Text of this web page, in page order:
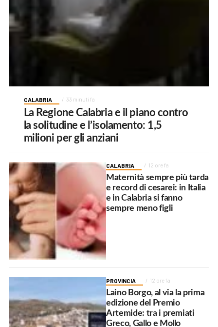
CALABRIA 33 minuti fa
La Regione Calabria e il piano contro
la solitudine e l’isolamento: 1,5
milioni per gli anziani
CALABRIA 12 ore fa
Maternità sempre più tarda
e record di cesarei: in Italia
e in Calabria si fanno
sempre meno figli
PROVINCIA 12 ore fa
Laino Borgo, al via la prima
edizione del Premio
Artemide: tra i premiati
Greco, Gallo e Mollo